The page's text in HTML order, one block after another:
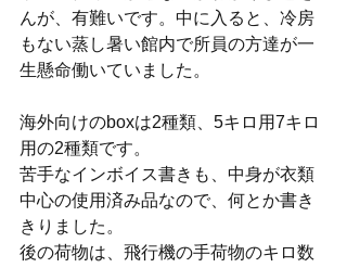
んが、有難いです。中に入ると、冷房
もない蒸し暑い館内で所員の方達が一
生懸命働いていました。
海外向けのboxは2種類、5キロ用7キロ
用の2種類です。
苦手なインボイス書きも、中身が衣類
中心の使用済み品なので、何とか書き
きりました。
後の荷物は、飛行機の手荷物のキロ数